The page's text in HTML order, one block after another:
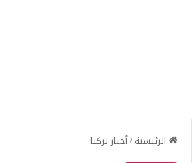
الرئيسية/أخبار تركيا